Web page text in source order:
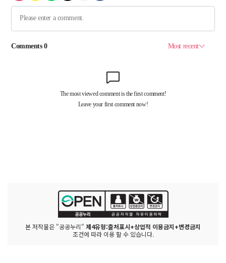
본 저작물은 "공공누리" 제4유형:출처표시+상업적 이용금지+변경금지
조건에 따라 이용 할 수 있습니다.